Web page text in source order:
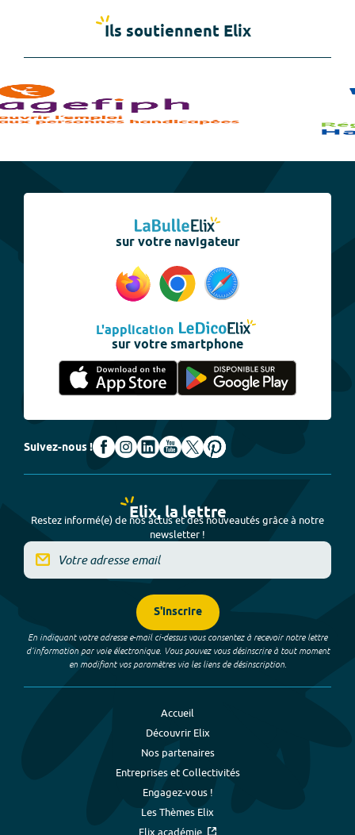
Ils soutiennent Elix
sur votre navigateur
L'application
sur votre smartphone
Suivez-nous !
Elix, la lettre
Restez informé(e) de nos actus et des nouveautés grâce à notre
newsletter !
S'inscrire
En indiquant votre adresse e-mail ci-dessus vous consentez à recevoir notre lettre
d’information par voie électronique. Vous pouvez vous désinscrire à tout moment
en modifiant vos paramètres via les liens de désinscription.
Accueil
Découvrir Elix
Nos partenaires
Entreprises et Collectivités
Engagez-vous !
Les Thèmes Elix
Elix académie